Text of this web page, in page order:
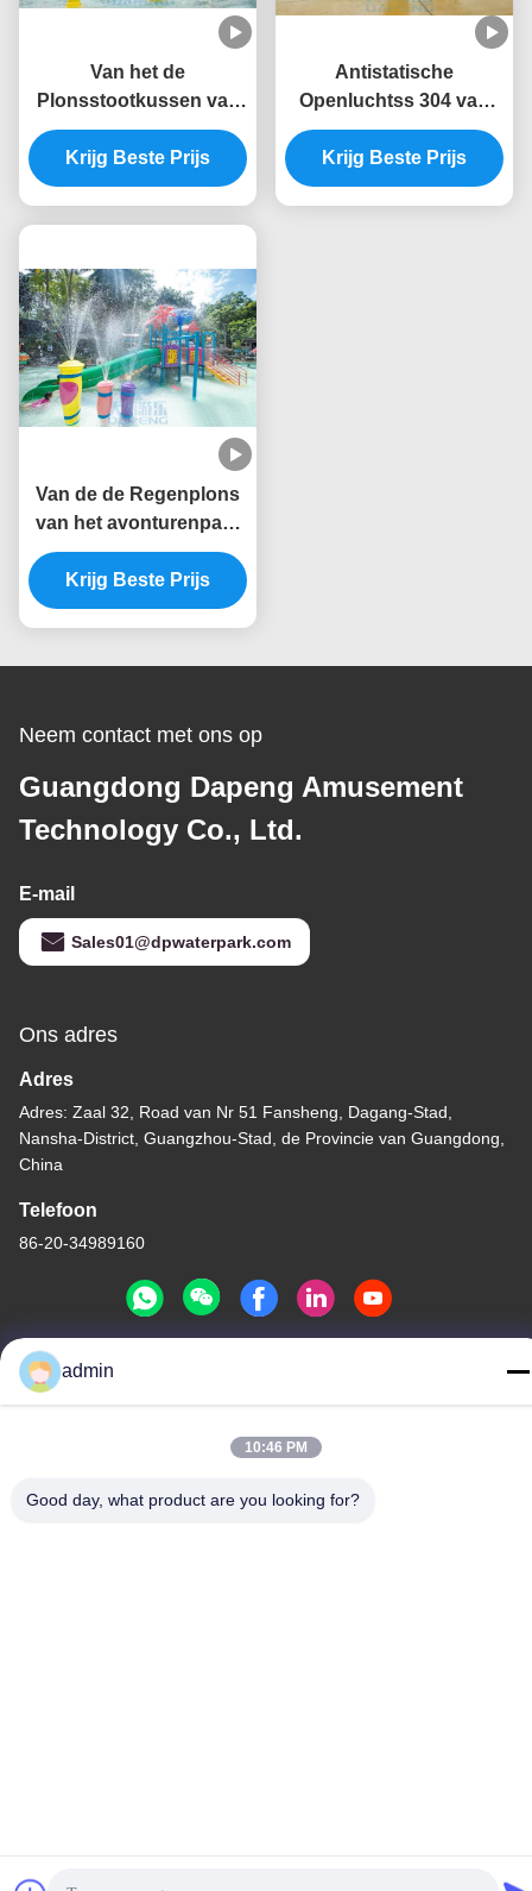
Van het de
Plonsstootkussen van
het glasvezelwater de
Antistatische Kinderen
Rose Flower Water
Krijg Beste Prijs
Antistatische
Openluchtss 304 van
Watersproeiers de
Plonsspeelplaats van
het Slakwater
Krijg Beste Prijs
Van de de Regenplons
van het avonturenpark
van het het
Stootkussenspeelgoed
van de de
Reeks van de de
Krijg Beste Prijs
Neem contact met ons op
Guangdong Dapeng Amusement
Technology Co., Ltd.
E-mail
Sales01@dpwaterpark.com
Ons adres
Adres
Adres: Zaal 32, Road van Nr 51 Fansheng, Dagang-Stad,
Nansha-District, Guangzhou-Stad, de Provincie van Guangdong,
China
Telefoon
86-20-34989160
-2026 Guangdong Dapeng Amusement Technology Co., Ltd. Alle
admin
10:46 PM
Good day, what product are you looking for?